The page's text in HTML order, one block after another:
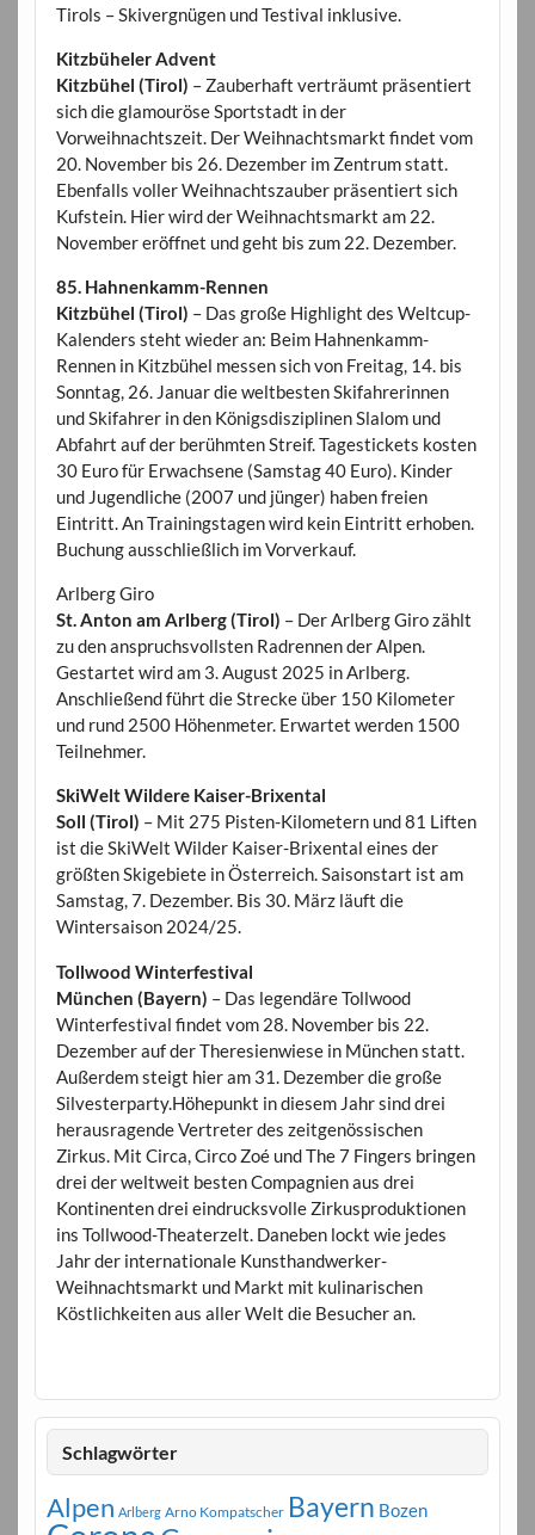
Tirols – Skivergnügen und Testival inklusive.
Kitzbüheler Advent
Kitzbühel (Tirol) – Zauberhaft verträumt präsentiert
sich die glamouröse Sportstadt in der
Vorweihnachtszeit. Der Weihnachtsmarkt findet vom
20. November bis 26. Dezember im Zentrum statt.
Ebenfalls voller Weihnachtszauber präsentiert sich
Kufstein. Hier wird der Weihnachtsmarkt am 22.
November eröffnet und geht bis zum 22. Dezember.
85. Hahnenkamm-Rennen
Kitzbühel (Tirol) – Das große Highlight des Weltcup-
Kalenders steht wieder an: Beim Hahnenkamm-
Rennen in Kitzbühel messen sich von Freitag, 14. bis
Sonntag, 26. Januar die weltbesten Skifahrerinnen
und Skifahrer in den Königsdisziplinen Slalom und
Abfahrt auf der berühmten Streif. Tagestickets kosten
30 Euro für Erwachsene (Samstag 40 Euro). Kinder
und Jugendliche (2007 und jünger) haben freien
Eintritt. An Trainingstagen wird kein Eintritt erhoben.
Buchung ausschließlich im Vorverkauf.
Arlberg Giro
St. Anton am Arlberg (Tirol) – Der Arlberg Giro zählt
zu den anspruchsvollsten Radrennen der Alpen.
Gestartet wird am 3. August 2025 in Arlberg.
Anschließend führt die Strecke über 150 Kilometer
und rund 2500 Höhenmeter. Erwartet werden 1500
Teilnehmer.
SkiWelt Wildere Kaiser-Brixental
Soll (Tirol) – Mit 275 Pisten-Kilometern und 81 Liften
ist die SkiWelt Wilder Kaiser-Brixental eines der
größten Skigebiete in Österreich. Saisonstart ist am
Samstag, 7. Dezember. Bis 30. März läuft die
Wintersaison 2024/25.
Tollwood Winterfestival
München (Bayern) – Das legendäre Tollwood
Winterfestival findet vom 28. November bis 22.
Dezember auf der Theresienwiese in München statt.
Außerdem steigt hier am 31. Dezember die große
Silvesterparty.Höhepunkt in diesem Jahr sind drei
herausragende Vertreter des zeitgenössischen
Zirkus. Mit Circa, Circo Zoé und The 7 Fingers bringen
drei der weltweit besten Compagnien aus drei
Kontinenten drei eindrucksvolle Zirkusproduktionen
ins Tollwood-Theaterzelt. Daneben lockt wie jedes
Jahr der internationale Kunsthandwerker-
Weihnachtsmarkt und Markt mit kulinarischen
Köstlichkeiten aus aller Welt die Besucher an.
Schlagwörter
Alpen Arlberg Arno Kompatscher Bayern Bozen